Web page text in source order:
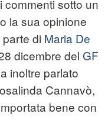
sotto un
la sua opinione
di Maria De
dicembre del GF
inoltre parlato
Cannavò,
bene con